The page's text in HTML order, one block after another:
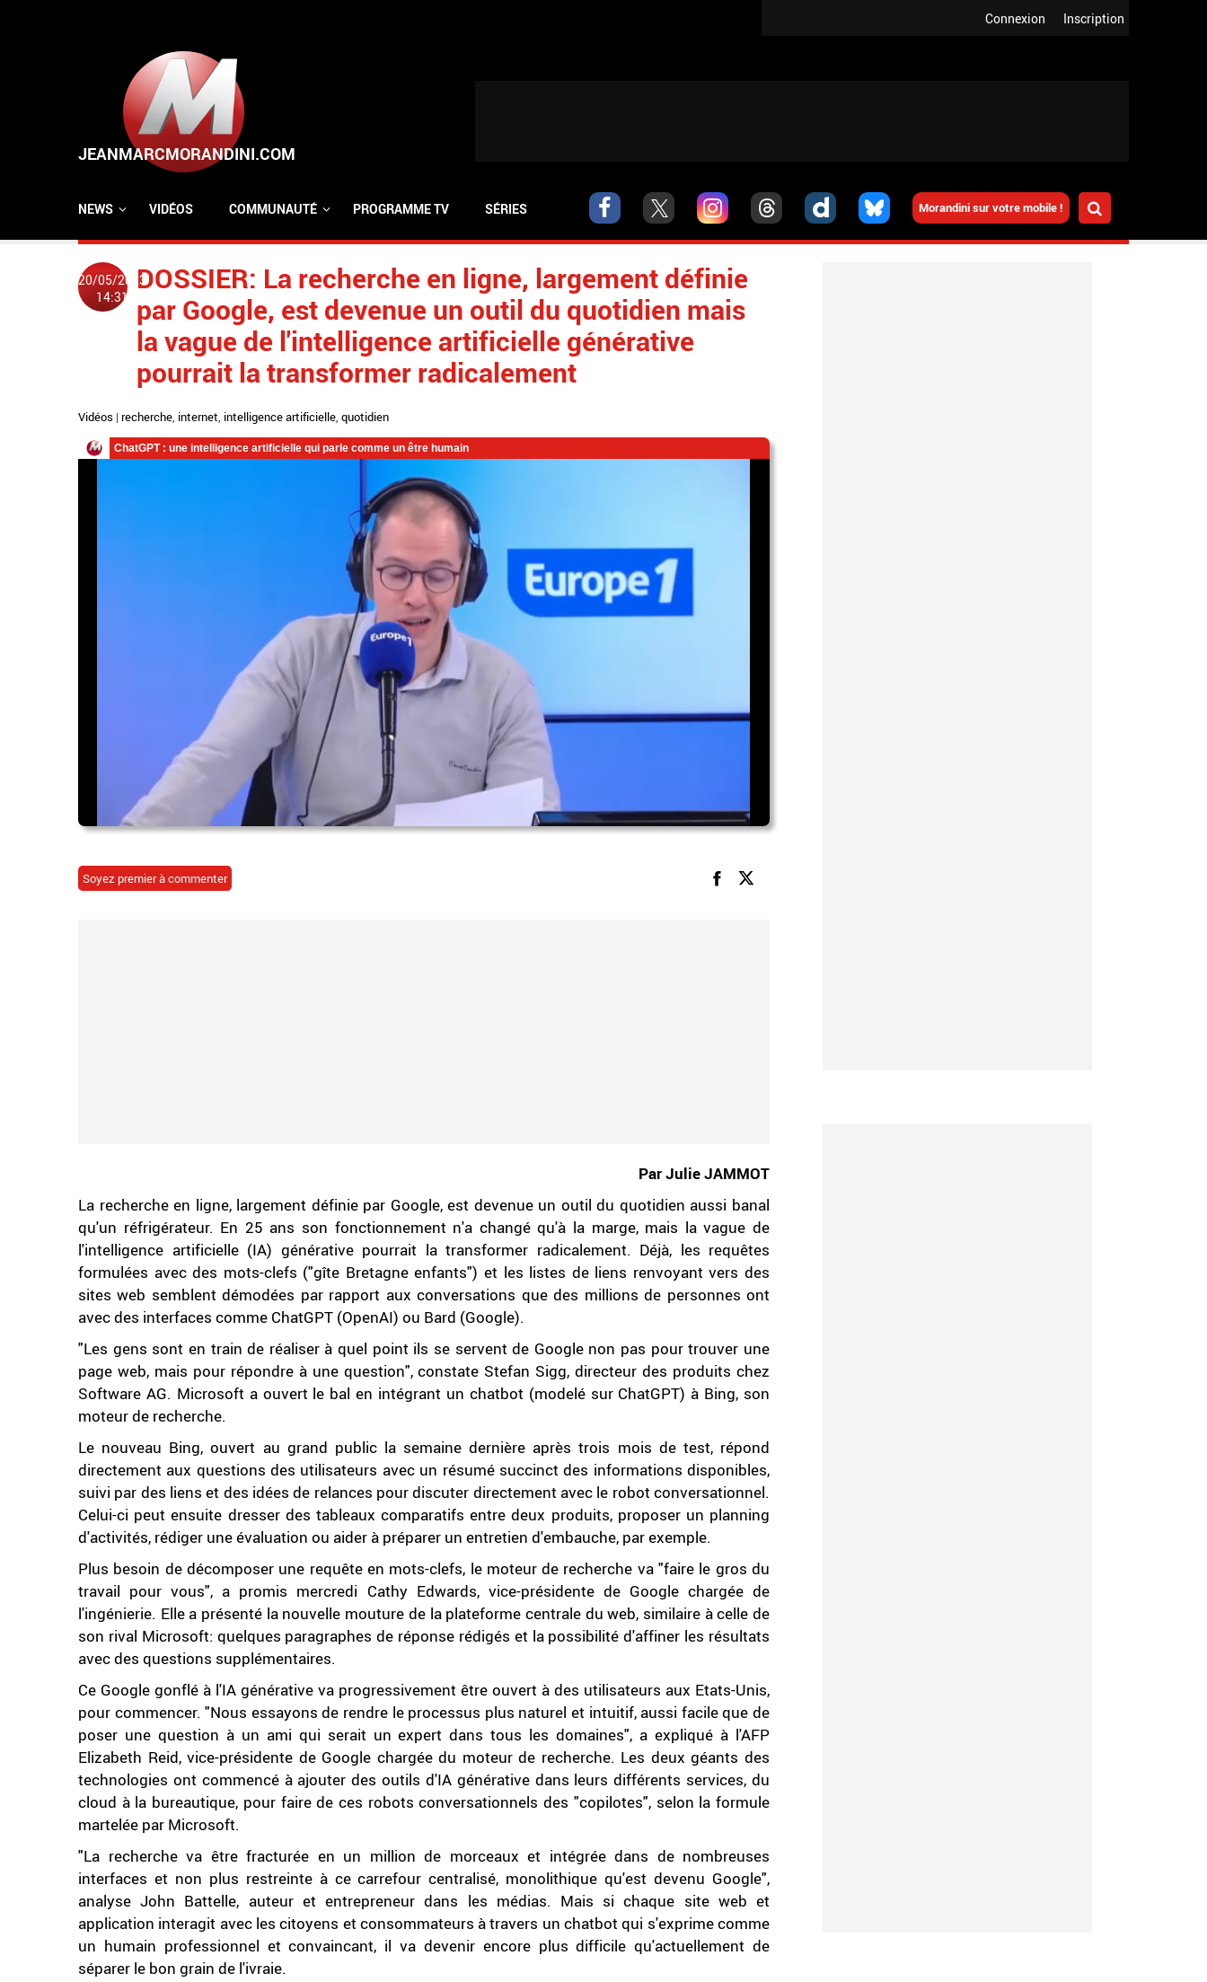
Inscription
Connexion
Morandini sur votre mobile !
NEWS VIDÉOS COMMUNAUTÉ PROGRAMME TV SÉRIES
20/05/2023
14:31
DOSSIER: La recherche en ligne, largement définie
par Google, est devenue un outil du quotidien mais
la vague de l'intelligence artificielle générative
pourrait la transformer radicalement
Vidéos | recherche, internet, intelligence artificielle, quotidien
Soyez premier à commenter
Par Julie JAMMOT
La recherche en ligne, largement définie par Google, est devenue un outil du quotidien aussi banal
qu'un réfrigérateur. En 25 ans son fonctionnement n'a changé qu'à la marge, mais la vague de
l'intelligence artificielle (IA) générative pourrait la transformer radicalement. Déjà, les requêtes
formulées avec des mots-clefs ("gîte Bretagne enfants") et les listes de liens renvoyant vers des
sites web semblent démodées par rapport aux conversations que des millions de personnes ont
avec des interfaces comme ChatGPT (OpenAI) ou Bard (Google).
"Les gens sont en train de réaliser à quel point ils se servent de Google non pas pour trouver une
page web, mais pour répondre à une question", constate Stefan Sigg, directeur des produits chez
Software AG. Microsoft a ouvert le bal en intégrant un chatbot (modelé sur ChatGPT) à Bing, son
moteur de recherche.
Le nouveau Bing, ouvert au grand public la semaine dernière après trois mois de test, répond
directement aux questions des utilisateurs avec un résumé succinct des informations disponibles,
suivi par des liens et des idées de relances pour discuter directement avec le robot conversationnel.
Celui-ci peut ensuite dresser des tableaux comparatifs entre deux produits, proposer un planning
d'activités, rédiger une évaluation ou aider à préparer un entretien d'embauche, par exemple.
Plus besoin de décomposer une requête en mots-clefs, le moteur de recherche va "faire le gros du
travail pour vous", a promis mercredi Cathy Edwards, vice-présidente de Google chargée de
l'ingénierie. Elle a présenté la nouvelle mouture de la plateforme centrale du web, similaire à celle de
son rival Microsoft: quelques paragraphes de réponse rédigés et la possibilité d'affiner les résultats
avec des questions supplémentaires.
Ce Google gonflé à l'IA générative va progressivement être ouvert à des utilisateurs aux Etats-Unis,
pour commencer. "Nous essayons de rendre le processus plus naturel et intuitif, aussi facile que de
poser une question à un ami qui serait un expert dans tous les domaines", a expliqué à l'AFP
Elizabeth Reid, vice-présidente de Google chargée du moteur de recherche. Les deux géants des
technologies ont commencé à ajouter des outils d'IA générative dans leurs différents services, du
cloud à la bureautique, pour faire de ces robots conversationnels des "copilotes", selon la formule
martelée par Microsoft.
"La recherche va être fracturée en un million de morceaux et intégrée dans de nombreuses
interfaces et non plus restreinte à ce carrefour centralisé, monolithique qu'est devenu Google",
analyse John Battelle, auteur et entrepreneur dans les médias. Mais si chaque site web et
application interagit avec les citoyens et consommateurs à travers un chatbot qui s'exprime comme
un humain professionnel et convaincant, il va devenir encore plus difficile qu'actuellement de
séparer le bon grain de l'ivraie.